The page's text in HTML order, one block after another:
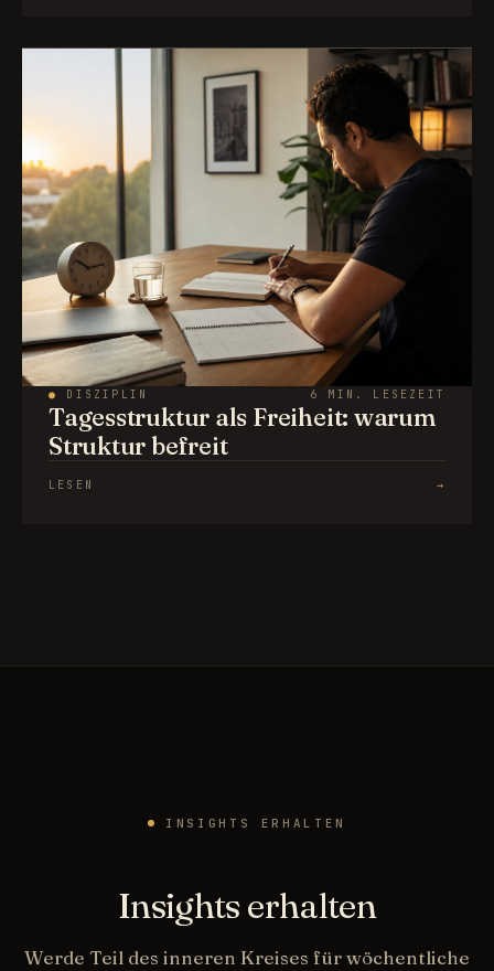
● DISZIPLIN 6 MIN. LESEZEIT
Tagesstruktur als Freiheit: warum
Struktur befreit
LESEN →
INSIGHTS ERHALTEN
Insights erhalten
Werde Teil des inneren Kreises für wöchentliche